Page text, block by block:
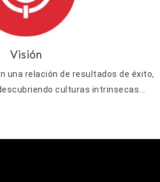
Visión
una relación de resultados de éxito,
culturas intrinsecas...